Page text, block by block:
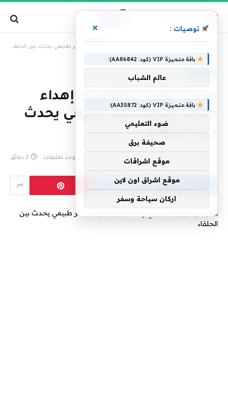
رئيس الوزراء القطري: إهداء طائرة لترامب أمر طبيعي يحدث بين الحلفاء
رئيس الوزراء القطري: إهداء
طائرة لترامب أمر طبيعي يحدث
بين الحلفاء
فريق التحرير 20 مايو، 2025 لا توجد تعليقات 2 دقائق
توصيات : ×
باقة متميزة VIP (كود: AA86842):
عالم الشباب
باقة متميزة VIP (كود: AA35872):
ضوء التعليمي
صحيفة برق
موقع اشراقات
موقع اشراق اون لاين
اركان سياحة وسفر